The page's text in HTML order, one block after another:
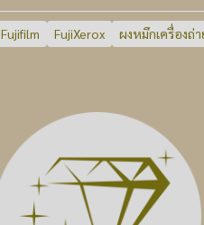
Fujifilm FujiXerox ผงหมึกเครื่องถ่า